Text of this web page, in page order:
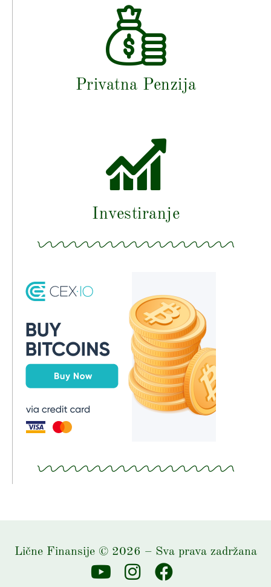
Privatna Penzija
Investiranje
Lične Finansije ©2026 – Sva prava zadržana
Y
I
F